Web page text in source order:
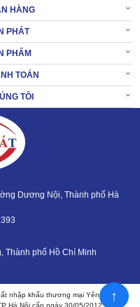
HÀNG
PHÁT
PHẨM
TOÁN
TÔI
Dương Nội, Thành phố Hà
Thành phố Hồ Chí Minh
nhập khẩu thương mại Yên Phát
Hà Nội cấp ngày 30/05/2012
↑